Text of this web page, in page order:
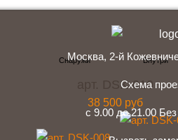
арт. DSK-010
38 500 руб
Москва, 2-й
Схема
с 9.00 до 21.00